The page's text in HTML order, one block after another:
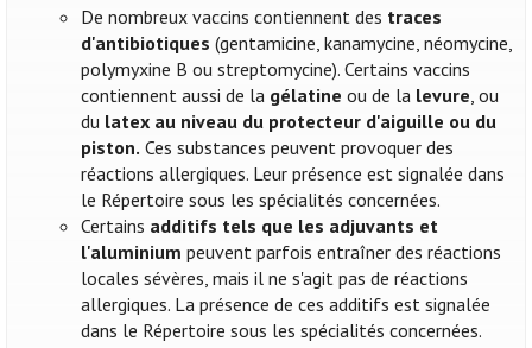
De nombreux vaccins contiennent des traces
d'antibiotiques (gentamicine, kanamycine, néomycine,
polymyxine B ou streptomycine). Certains vaccins
contiennent aussi de la gélatine ou de la levure, ou
du latex au niveau du protecteur d'aiguille ou du
piston. Ces substances peuvent provoquer des
réactions allergiques. Leur présence est signalée dans
le Répertoire sous les spécialités concernées.
Certains additifs tels que les adjuvants et
l'aluminium peuvent parfois entraîner des réactions
locales sévères, mais il ne s'agit pas de réactions
allergiques. La présence de ces additifs est signalée
dans le Répertoire sous les spécialités concernées.